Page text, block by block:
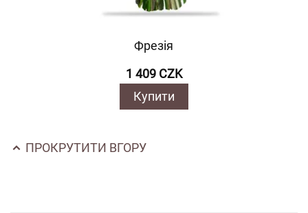
Фрезія
1 409 CZK
Купити
ПРОКРУТИТИ ВГОРУ